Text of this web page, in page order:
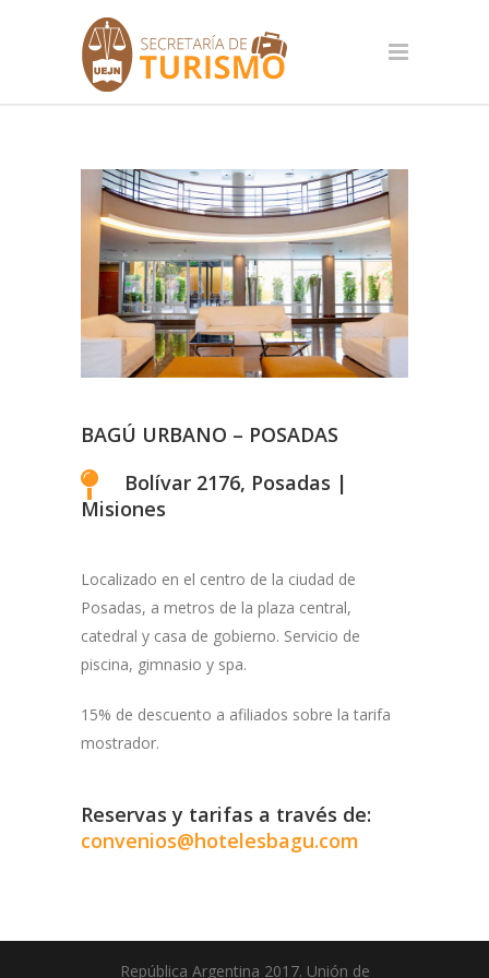
BAGÚ URBANO – POSADAS
Bolívar 2176, Posadas |
Misiones
Localizado en el centro de la ciudad de
Posadas, a metros de la plaza central,
catedral y casa de gobierno. Servicio de
piscina, gimnasio y spa.
15% de descuento a afiliados sobre la tarifa
mostrador.
Reservas y tarifas a través de:
convenios@hotelesbagu.com
República Argentina 2017. Unión de